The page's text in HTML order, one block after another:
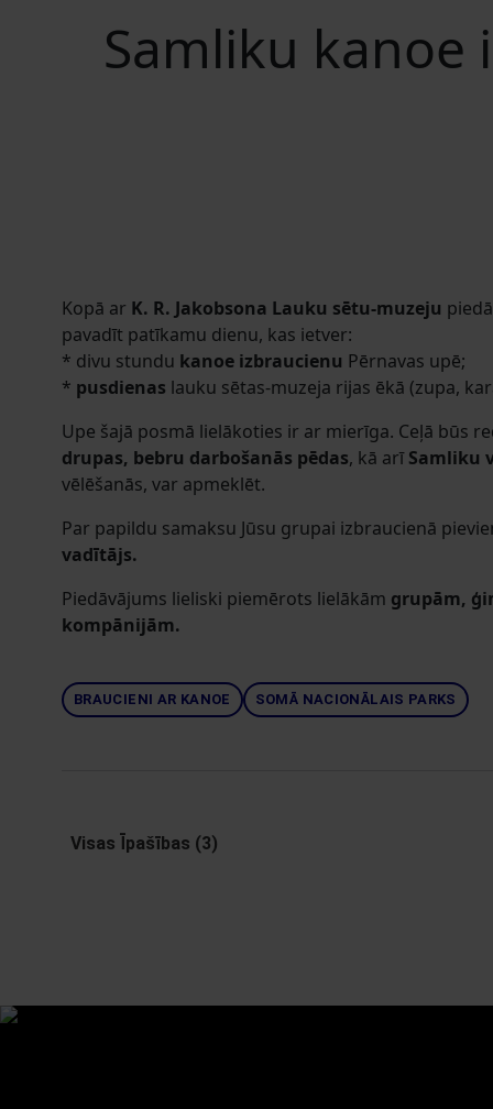
Samliku kanoe
Kopā ar K. R. Jakobsona Lauku sētu-muzeju
pavadīt patīkamu dienu, kas ietver:
* divu stundu kanoe izbraucienu Pērnavas upē;
* pusdienas lauku sētas-muzeja rijas ēkā (zupa,
Upe šajā posmā lielākoties ir ar mierīga. Ceļā būs
drupas, bebru darbošanās pēdas, kā arīSamliku
vēlēšanās, var apmeklēt.
Par papildu samaksu Jūsu grupai izbraucienā
vadītājs.
Piedāvājums lieliski piemērots lielākām grupām,
kompānijām.
BRAUCIENI AR KANOE SOMĀ NACIONĀLAIS PARKS
Visas Īpašības (3)